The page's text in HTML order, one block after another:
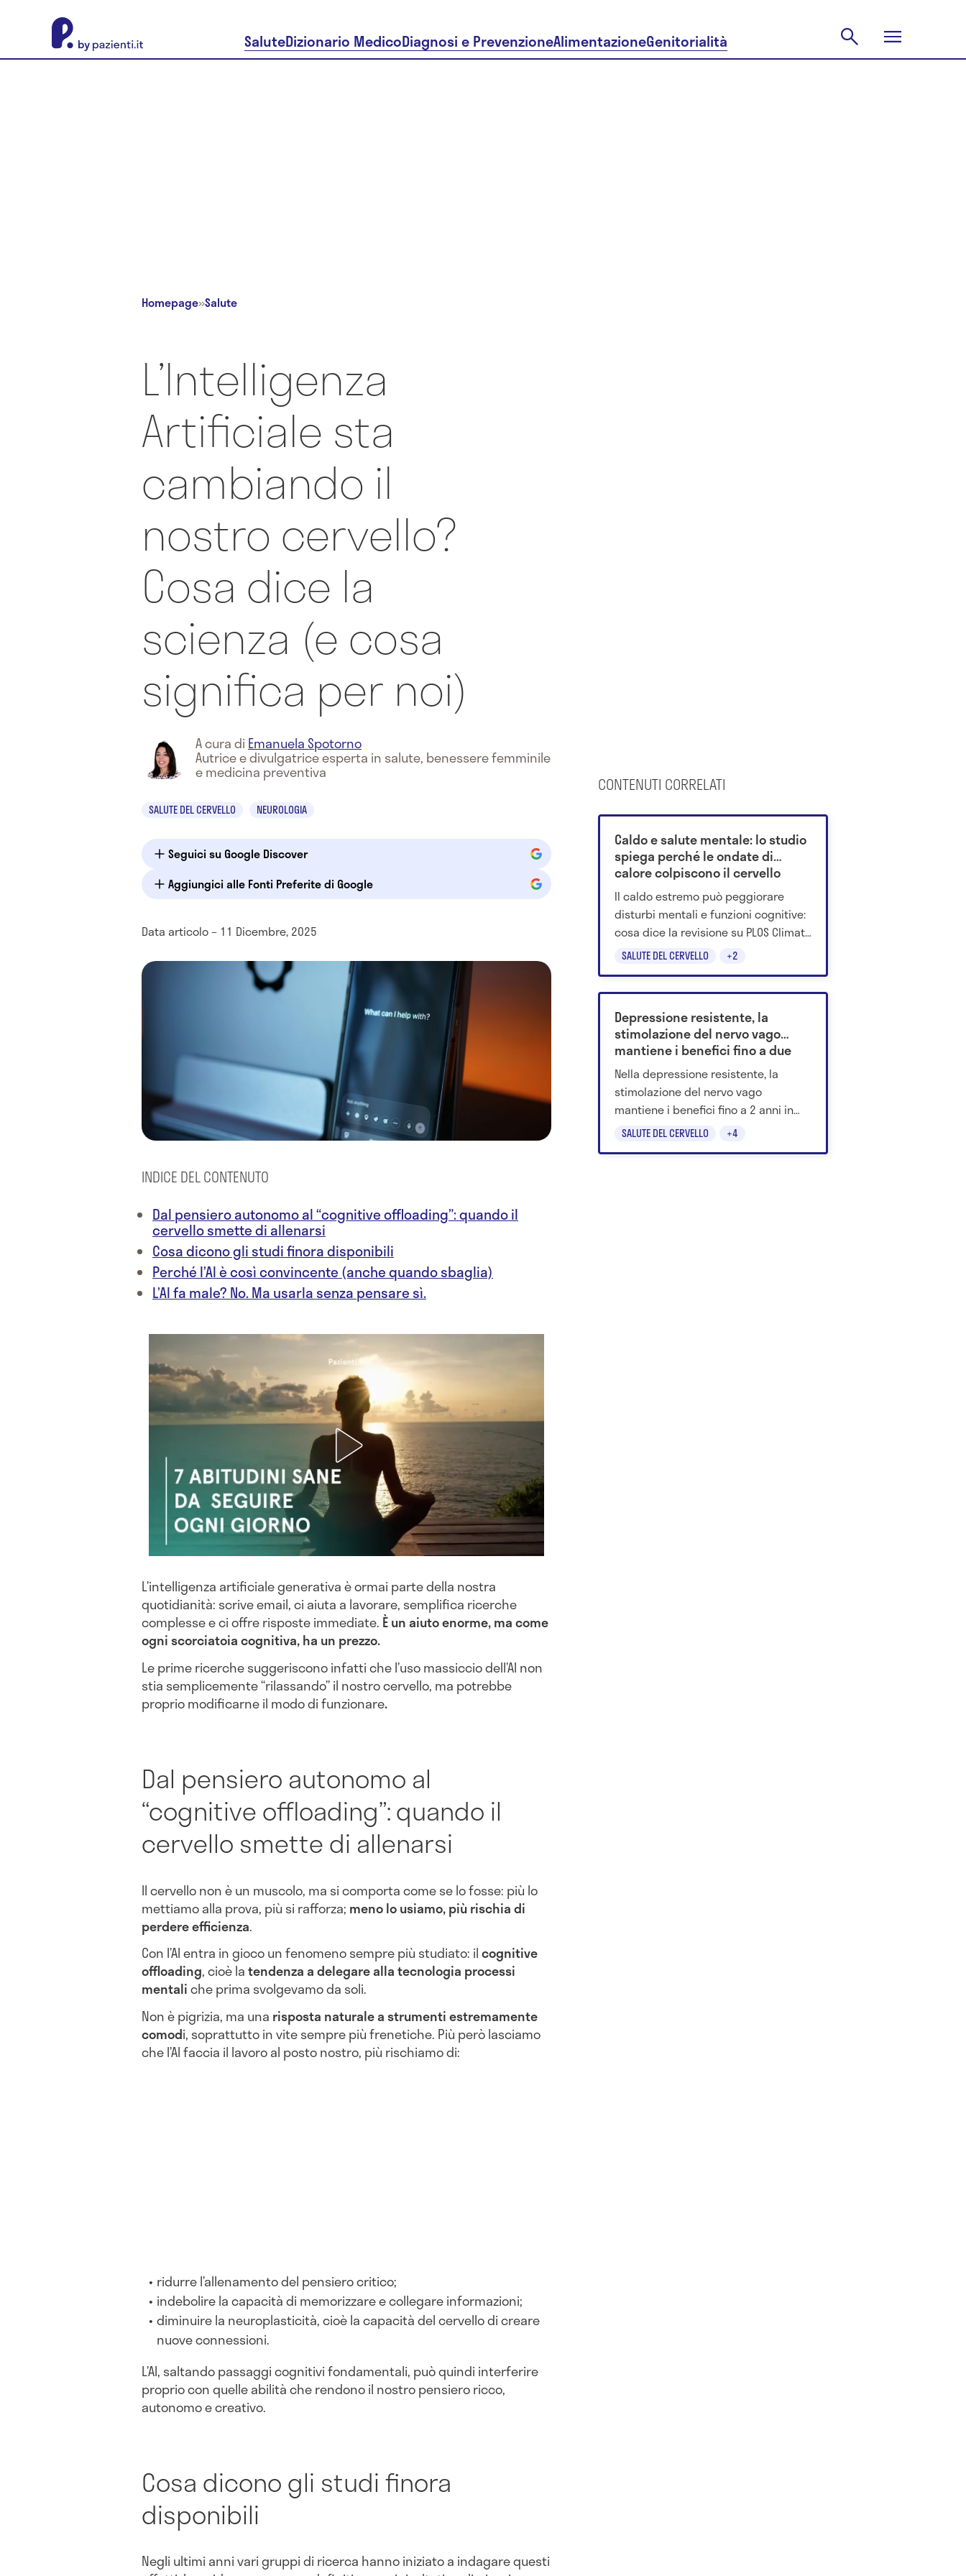
SaluteDizionario MedicoDiagnosi e PrevenzioneAlimentazioneGenitorialità
Homepage»Salute
L’Intelligenza
Artificiale sta
cambiando il
nostro cervello?
Cosa dice la
scienza (e cosa
significa per noi)
A cura di Emanuela Spotorno
Autrice e divulgatrice esperta in salute, benessere femminile
e medicina preventiva
SALUTE DEL CERVELLO NEUROLOGIA
Seguici su Google Discover
Aggiungici alle Fonti Preferite di Google
Data articolo – 11 Dicembre, 2025
INDICE DEL CONTENUTO
Dal pensiero autonomo al “cognitive offloading”: quando il
cervello smette di allenarsi
Cosa dicono gli studi finora disponibili
Perché l’AI è così convincente (anche quando sbaglia)
L’AI fa male? No. Ma usarla senza pensare sì.
L’intelligenza artificiale generativa è ormai parte della nostra
quotidianità: scrive email, ci aiuta a lavorare, semplifica ricerche
complesse e ci offre risposte immediate. È un aiuto enorme, ma come
ogni scorciatoia cognitiva, ha un prezzo.
Le prime ricerche suggeriscono infatti che l’uso massiccio dell’AI non
stia semplicemente “rilassando” il nostro cervello, ma potrebbe
proprio modificarne il modo di funzionare.
Dal pensiero autonomo al
“cognitive offloading”: quando il
cervello smette di allenarsi
Il cervello non è un muscolo, ma si comporta come se lo fosse: più lo
mettiamo alla prova, più si rafforza; meno lo usiamo, più rischia di
perdere efficienza.
Con l’AI entra in gioco un fenomeno sempre più studiato: ilcognitive
offloading, cioè latendenza a delegare alla tecnologia processi
mentaliche prima svolgevamo da soli.
Non è pigrizia, ma una risposta naturale a strumenti estremamente
comodi, soprattutto in vite sempre più frenetiche. Più però lasciamo
che l’AI faccia il lavoro al posto nostro, più rischiamo di:
ridurre l’allenamento del pensiero critico;
indebolire la capacità di memorizzare e collegare informazioni;
diminuire la neuroplasticità, cioè la capacità del cervello di creare
nuove connessioni.
L’AI, saltando passaggi cognitivi fondamentali, può quindi interferire
proprio con quelle abilità che rendono il nostro pensiero ricco,
autonomo e creativo.
Cosa dicono gli studi finora
disponibili
Negli ultimi anni vari gruppi di ricerca hanno iniziato a indagare questi
CONTENUTI CORRELATI
SALUTE DEL CERVELLO +2
Caldo e salute mentale: lo studio
spiega perché le ondate di
calore colpiscono il cervello
Il caldo estremo può peggiorare
disturbi mentali e funzioni cognitive:
cosa dice la revisione su PLOS Climate
e perché il cervello è vulnerabile.
SALUTE DEL CERVELLO +4
Depressione resistente, la
stimolazione del nervo vago
mantiene i benefici fino a due
anni
Nella depressione resistente, la
stimolazione del nervo vago
mantiene i benefici fino a 2 anni in
molti pazienti e alcuni rispondono